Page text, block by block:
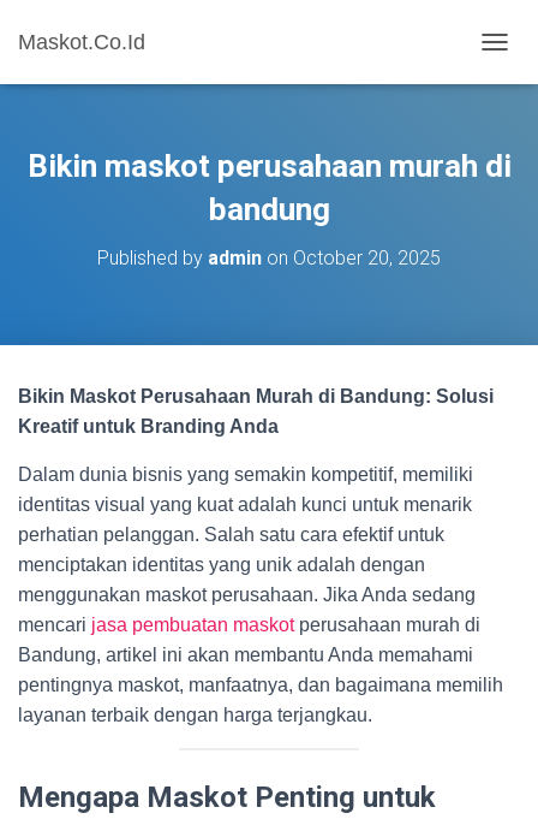
Maskot.Co.Id
O
L
E
Bikin maskot perusahaan murah di
bandung
Published by admin on October 20, 2025
Bikin Maskot Perusahaan Murah di Bandung: Solusi
Kreatif untuk Branding Anda
Dalam dunia bisnis yang semakin kompetitif, memiliki
identitas visual yang kuat adalah kunci untuk menarik
perhatian pelanggan. Salah satu cara efektif untuk
menciptakan identitas yang unik adalah dengan
menggunakan maskot perusahaan. Jika Anda sedang
mencari jasa pembuatan maskotperusahaan murah di
Bandung, artikel ini akan membantu Anda memahami
pentingnya maskot, manfaatnya, dan bagaimana memilih
layanan terbaik dengan harga terjangkau.
Mengapa Maskot Penting untuk